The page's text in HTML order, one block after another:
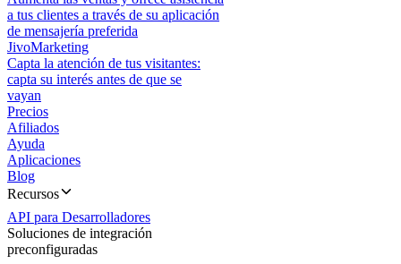
a tus clientes a través de su aplicación
de mensajería preferida
JivoMarketing
Capta la atención de tus visitantes:
capta su interés antes de que se
vayan
Precios
Afiliados
Ayuda
Aplicaciones
Blog
Recursos
API para Desarrolladores
Soluciones de integración
preconfiguradas